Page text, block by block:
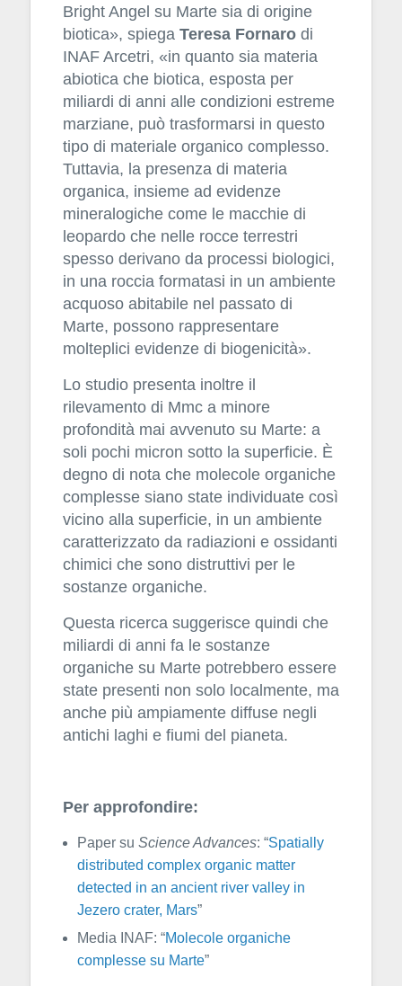
Bright Angel su Marte sia di origine
biotica», spiega Teresa Fornarodi
INAF Arcetri, «in quanto sia materia
abiotica che biotica, esposta per
miliardi di anni alle condizioni estreme
marziane, può trasformarsi in questo
tipo di materiale organico complesso.
Tuttavia, la presenza di materia
organica, insieme ad evidenze
mineralogiche come le macchie di
leopardo che nelle rocce terrestri
spesso derivano da processi biologici,
in una roccia formatasi in un ambiente
acquoso abitabile nel passato di
Marte, possono rappresentare
molteplici evidenze di biogenicità».
Lo studio presenta inoltre il
rilevamento di Mmc a minore
profondità mai avvenuto su Marte: a
soli pochi micron sotto la superficie. È
degno di nota che molecole organiche
complesse siano state individuate così
vicino alla superficie, in un ambiente
caratterizzato da radiazioni e ossidanti
chimici che sono distruttivi per le
sostanze organiche.
Questa ricerca suggerisce quindi che
miliardi di anni fa le sostanze
organiche su Marte potrebbero essere
state presenti non solo localmente, ma
anche più ampiamente diffuse negli
antichi laghi e fiumi del pianeta.
Per approfondire:
Paper su Science Advances: “Spatially
distributed complex organic matter
detected in an ancient river valley in
Jezero crater, Mars”
Media INAF: “Molecole organiche
complesse su Marte”